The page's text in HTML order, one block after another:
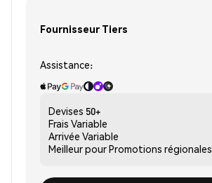
Fournisseur Tiers
Assistance:
Devises 50+
Frais Variable
Arrivée Variable
Meilleur pourPromotions régionales